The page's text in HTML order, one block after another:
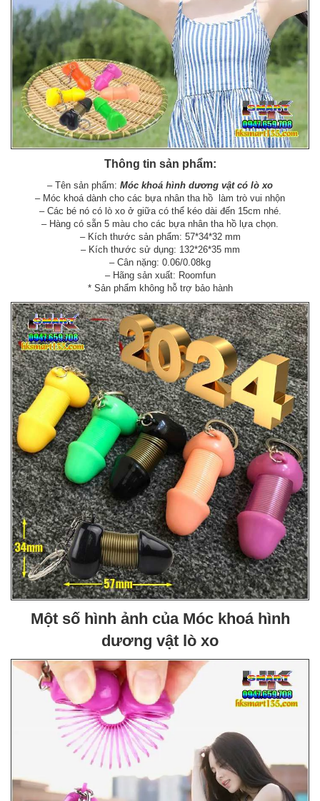
Thông tin sản phẩm:
– Tên sản phẩm: Móc khoá hình dương vật có lò xo
– Móc khoá dành cho các bựa nhân tha hồ làm trò vui nhộn
– Các bé nó có lò xo ở giữa có thể kéo dài đến 15cm nhé.
– Hàng có sẵn 5 màu cho các bựa nhân tha hồ lựa chọn.
– Kích thước sản phẩm: 57*34*32 mm
– Kích thước sử dụng: 132*26*35 mm
– Cân nặng: 0.06/0.08kg
– Hãng sản xuất: Roomfun
* Sản phẩm không hỗ trợ bảo hành
Một số hình ảnh của Móc khoá hình
dương vật lò xo